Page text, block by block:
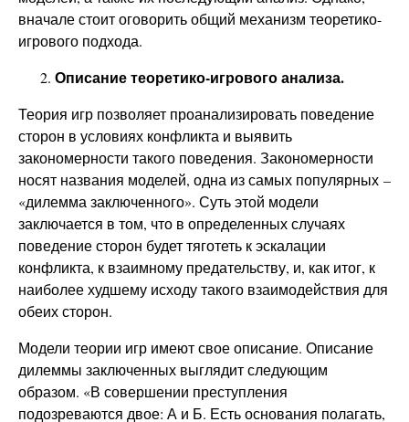
вначале стоит оговорить общий механизм теоретико-
игрового подхода.
Описание теоретико-игрового анализа.
Теория игр позволяет проанализировать поведение
сторон в условиях конфликта и выявить
закономерности такого поведения. Закономерности
носят названия моделей, одна из самых популярных –
«дилемма заключенного». Суть этой модели
заключается в том, что в определенных случаях
поведение сторон будет тяготеть к эскалации
конфликта, к взаимному предательству, и, как итог, к
наиболее худшему исходу такого взаимодействия для
обеих сторон.
Модели теории игр имеют свое описание. Описание
дилеммы заключенных выглядит следующим
образом. «В совершении преступления
подозреваются двое: А и Б. Есть основания полагать,